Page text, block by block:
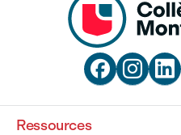
  
Ressources